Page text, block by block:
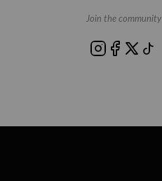
Join the community